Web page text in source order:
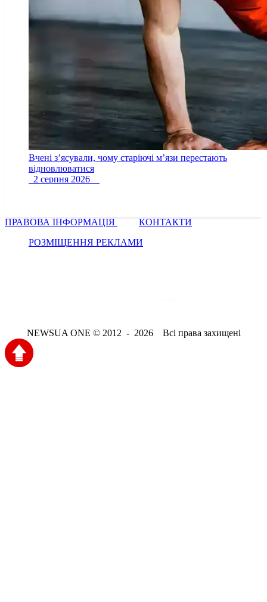
Вчені з’ясували, чому старіючі м’язи перестають
відновлюватися
2 серпня 2026
ПРАВОВА ІНФОРМАЦІЯ
КОНТАКТИ
РОЗМІЩЕННЯ РЕКЛАМИ
NEWSUA ONE © 2012 - 2026 Всі права захищені